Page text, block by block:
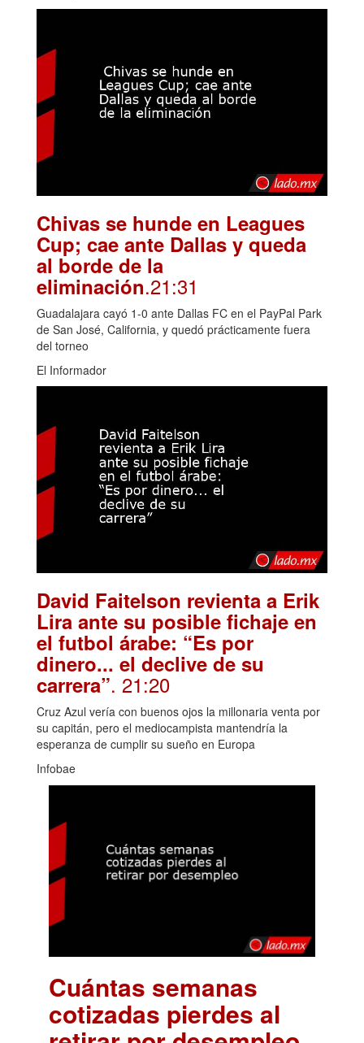
Chivas se hunde en Leagues
Cup; cae ante Dallas y queda
al borde de la
eliminación.21:31
Guadalajara cayó 1-0 ante Dallas FC en el PayPal Park
de San José, California, y quedó prácticamente fuera
del torneo
El Informador
David Faitelson revienta a Erik
Lira ante su posible fichaje en
el futbol árabe: “Es por
dinero... el declive de su
carrera”. 21:20
Cruz Azul vería con buenos ojos la millonaria venta por
su capitán, pero el mediocampista mantendría la
esperanza de cumplir su sueño en Europa
Infobae
Cuántas semanas
cotizadas pierdes al